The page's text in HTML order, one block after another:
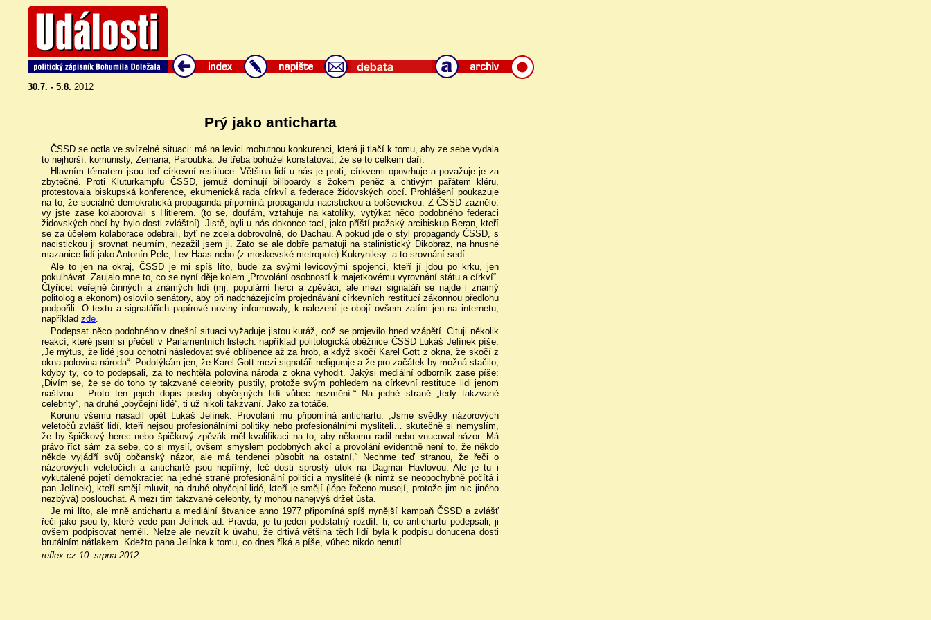
30.7. - 5.8. 2012
Prý jako anticharta
ČSSD se octla ve svízelné situaci: má na levici mohutnou konkurenci, která ji tlačí k tomu, aby ze sebe vydala
to nejhorší: komunisty, Zemana, Paroubka. Je třeba bohužel konstatovat, že se to celkem daří.
Hlavním tématem jsou teď církevní restituce. Většina lidí u nás je proti, církvemi opovrhuje a považuje je za
zbytečné. Proti Kluturkampfu ČSSD, jemuž dominují billboardy s žokem peněz a chtivým pařátem kléru,
protestovala biskupská konference, ekumenická rada církví a federace židovských obcí. Prohlášení poukazuje
na to, že sociálně demokratická propaganda připomíná propagandu nacistickou a bolševickou. Z ČSSD zaznělo:
vy jste zase kolaborovali s Hitlerem. (to se, doufám, vztahuje na katolíky, vytýkat něco podobného federaci
židovských obcí by bylo dosti zvláštní). Jistě, byli u nás dokonce tací, jako příští pražský arcibiskup Beran, kteří
se za účelem kolaborace odebrali, byť ne zcela dobrovolně, do Dachau. A pokud jde o styl propagandy ČSSD, s
nacistickou ji srovnat neumím, nezažil jsem ji. Zato se ale dobře pamatuji na stalinistický Dikobraz, na hnusné
mazanice lidí jako Antonín Pelc, Lev Haas nebo (z moskevské metropole) Kukryniksy: a to srovnání sedí.
Ale to jen na okraj, ČSSD je mi spíš líto, bude za svými levicovými spojenci, kteří jí jdou po krku, jen
pokulhávat. Zaujalo mne to, co se nyní děje kolem „Provolání osobností k majetkovému vyrovnání státu a církví“.
Čtyřicet veřejně činných a známých lidí (mj. populární herci a zpěváci, ale mezi signatáři se najde i známý
politolog a ekonom) oslovilo senátory, aby při nadcházejícím projednávání církevních restitucí zákonnou předlohu
podpořili. O textu a signatářích papírové noviny informovaly, k nalezení je obojí ovšem zatím jen na internetu,
například zde.
Podepsat něco podobného v dnešní situaci vyžaduje jistou kuráž, což se projevilo hned vzápětí. Cituji několik
reakcí, které jsem si přečetl v Parlamentních listech: například politologická oběžnice ČSSD Lukáš Jelínek píše:
„Je mýtus, že lidé jsou ochotni následovat své oblíbence až za hrob, a když skočí Karel Gott z okna, že skočí z
okna polovina národa“. Podotýkám jen, že Karel Gott mezi signatáři nefiguruje a že pro začátek by možná stačilo,
kdyby ty, co to podepsali, za to nechtěla polovina národa z okna vyhodit. Jakýsi mediální odborník zase píše:
„Divím se, že se do toho ty takzvané celebrity pustily, protože svým pohledem na církevní restituce lidi jenom
naštvou… Proto ten jejich dopis postoj obyčejných lidí vůbec nezmění.“ Na jedné straně „tedy takzvané
celebrity“, na druhé „obyčejní lidé“, ti už nikoli takzvaní. Jako za totáče.
Korunu všemu nasadil opět Lukáš Jelínek. Provolání mu připomíná antichartu. „Jsme svědky názorových
veletočů zvlášť lidí, kteří nejsou profesionálními politiky nebo profesionálními mysliteli… skutečně si nemyslím,
že by špičkový herec nebo špičkový zpěvák měl kvalifikaci na to, aby někomu radil nebo vnucoval názor. Má
právo říct sám za sebe, co si myslí, ovšem smyslem podobných akcí a provolání evidentně není to, že někdo
někde vyjádří svůj občanský názor, ale má tendenci působit na ostatní.“ Nechme teď stranou, že řeči o
názorových veletočích a antichartě jsou nepřímý, leč dosti sprostý útok na Dagmar Havlovou. Ale je tu i
vykutálené pojetí demokracie: na jedné straně profesionální politici a myslitelé (k nimž se neopochybně počítá i
pan Jelínek), kteří smějí mluvit, na druhé obyčejní lidé, kteří je smějí (lépe řečeno musejí, protože jim nic jiného
nezbývá) poslouchat. A mezi tím takzvané celebrity, ty mohou nanejvýš držet ústa.
Je mi líto, ale mně antichartu a mediální štvanice anno 1977 připomíná spíš nynější kampaň ČSSD a zvlášť
řeči jako jsou ty, které vede pan Jelínek ad. Pravda, je tu jeden podstatný rozdíl: ti, co antichartu podepsali, ji
ovšem podpisovat neměli. Nelze ale nevzít k úvahu, že drtivá většina těch lidí byla k podpisu donucena dosti
brutálním nátlakem. Kdežto pana Jelínka k tomu, co dnes říká a píše, vůbec nikdo nenutí.
reflex.cz 10. srpna 2012